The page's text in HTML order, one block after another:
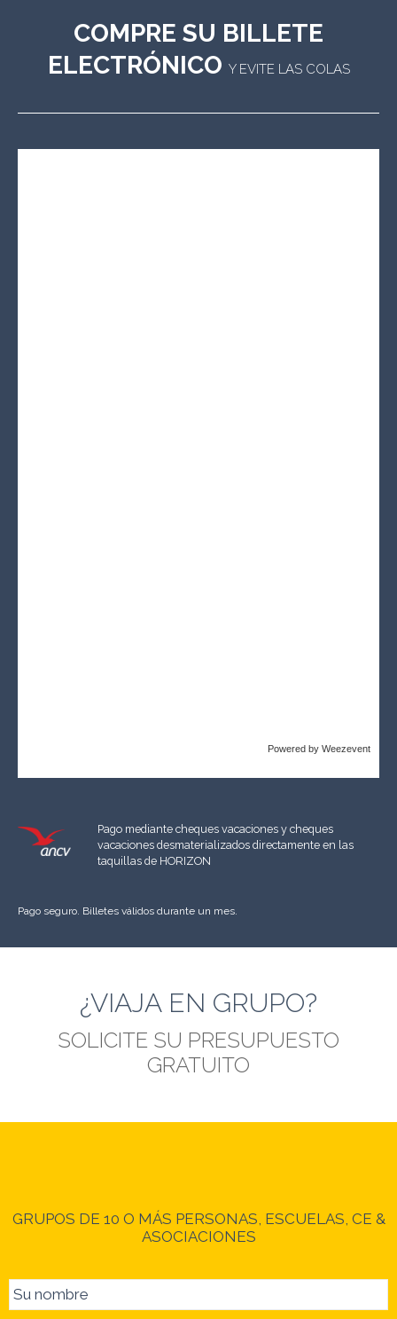
COMPRE SU BILLETE
ELECTRÓNICO Y EVITE LAS COLAS
Powered by Weezevent
Pago mediante cheques vacaciones y cheques
vacaciones desmaterializados directamente en las
taquillas de HORIZON
Pago seguro. Billetes válidos durante un mes.
¿VIAJA EN GRUPO?
SOLICITE SU PRESUPUESTO
GRATUITO
GRUPOS DE 10 O MÁS PERSONAS, ESCUELAS, CE &
ASOCIACIONES
Su nombre